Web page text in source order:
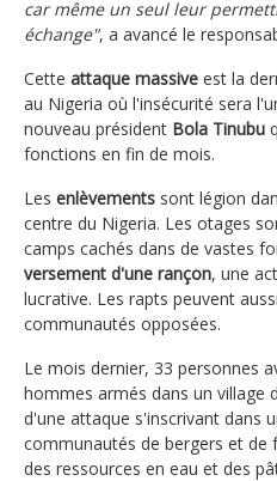
car même un seul leur
échange", a avancé le
Cette attaque massive est la
au Nigeria où l'insécurité sera
nouveau président Bola Tinubu
fonctions en fin de mois.
Les enlèvements sont légion
centre du Nigeria. Les otages
camps cachés dans de vastes
versement d'une rançon, une
lucrative. Les rapts peuvent
communautés opposées.
Le mois dernier, 33 personnes
hommes armés dans un village
d'une attaque s'inscrivant dans
communautés de bergers et de
des ressources en eau et des